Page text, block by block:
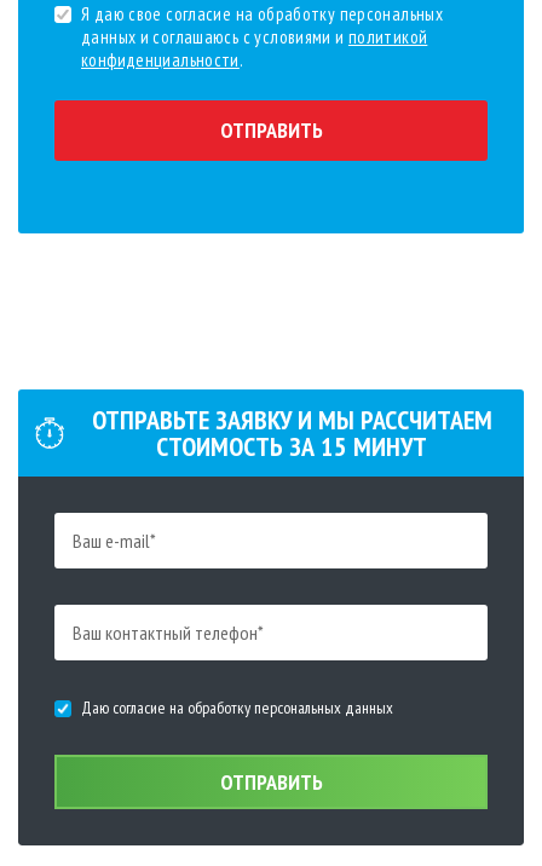
Я даю свое согласие на обработку персональных
данных и соглашаюсь с условиями и политикой
конфиденциальности.
ОТПРАВИТЬ
ОТПРАВЬТЕ ЗАЯВКУ И МЫ РАСCЧИТАЕМ
СТОИМОСТЬ ЗА 15 МИНУТ
Даю согласие на обработку персональных данных
ОТПРАВИТЬ